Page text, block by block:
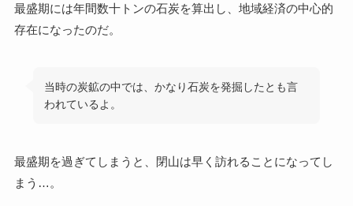
最盛期には年間数十トンの石炭を算出し、地域経済の中心的
存在になったのだ。
当時の炭鉱の中では、かなり石炭を発掘したとも言
われているよ。
最盛期を過ぎてしまうと、閉山は早く訪れることになってし
まう…。